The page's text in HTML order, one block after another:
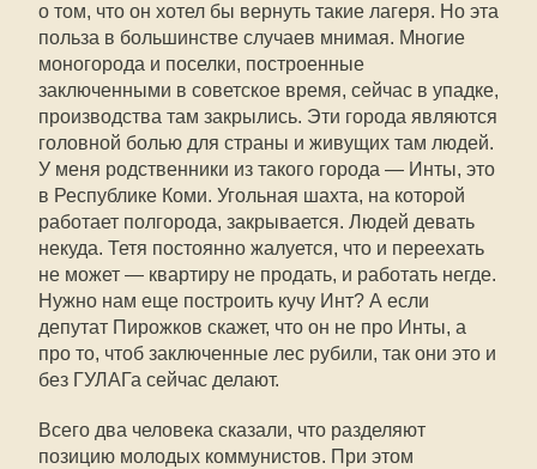
о том, что он хотел бы вернуть такие лагеря. Но эта
польза в большинстве случаев мнимая. Многие
моногорода и поселки, построенные
заключенными в советское время, сейчас в упадке,
производства там закрылись. Эти города являются
головной болью для страны и живущих там людей.
У меня родственники из такого города — Инты, это
в Республике Коми. Угольная шахта, на которой
работает полгорода, закрывается. Людей девать
некуда. Тетя постоянно жалуется, что и переехать
не может — квартиру не продать, и работать негде.
Нужно нам еще построить кучу Инт? А если
депутат Пирожков скажет, что он не про Инты, а
про то, чтоб заключенные лес рубили, так они это и
без ГУЛАГа сейчас делают.
Всего два человека сказали, что разделяют
позицию молодых коммунистов. При этом